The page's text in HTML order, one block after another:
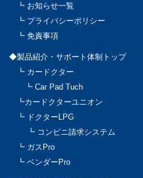
┗ お知らせ一覧
┗ プライバシーポリシー
┗ 免責事項
◆製品紹介・サポート体制トップ
┗ カードクター
┗ Car Pad Tuch
┗カードクターユニオン
┗ ドクターLPG
┗ コンビニ請求システム
┗ ガスPro
┗ ベンダーPro